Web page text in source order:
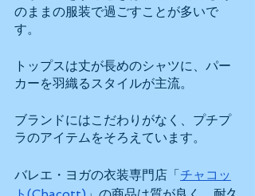
のままの服装で過ごすことが多いで
す。
トップスは丈が長めのシャツに、パー
カーを羽織るスタイルが主流。
ブランドにはこだわりがなく、プチプ
ラのアイテムをそろえています。
バレエ・ヨガの衣装専門店「チャコッ